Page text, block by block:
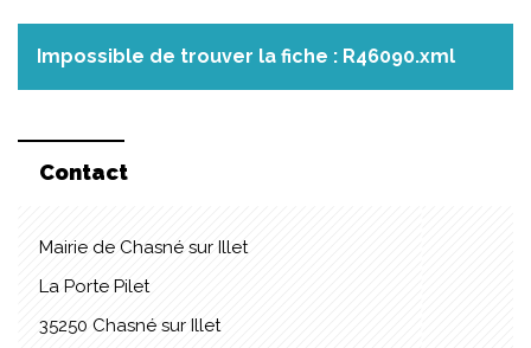
Impossible de trouver la fiche : R46090.xml
Contact
Mairie de Chasné sur Illet
La Porte Pilet
35250 Chasné sur Illet